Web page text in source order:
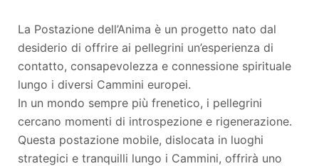
La Postazione dell’Anima è un progetto nato dal
desiderio di offrire ai pellegrini un’esperienza di
contatto, consapevolezza e connessione spirituale
lungo i diversi Cammini europei.
In un mondo sempre più frenetico, i pellegrini
cercano momenti di introspezione e rigenerazione.
Questa postazione mobile, dislocata in luoghi
strategici e tranquilli lungo i Cammini, offrirà uno